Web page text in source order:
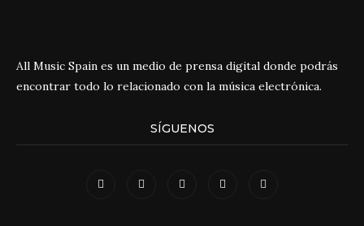
All Music Spain es un medio de prensa digital donde podrás
encontrar todo lo relacionado con la música electrónica.
SÍGUENOS